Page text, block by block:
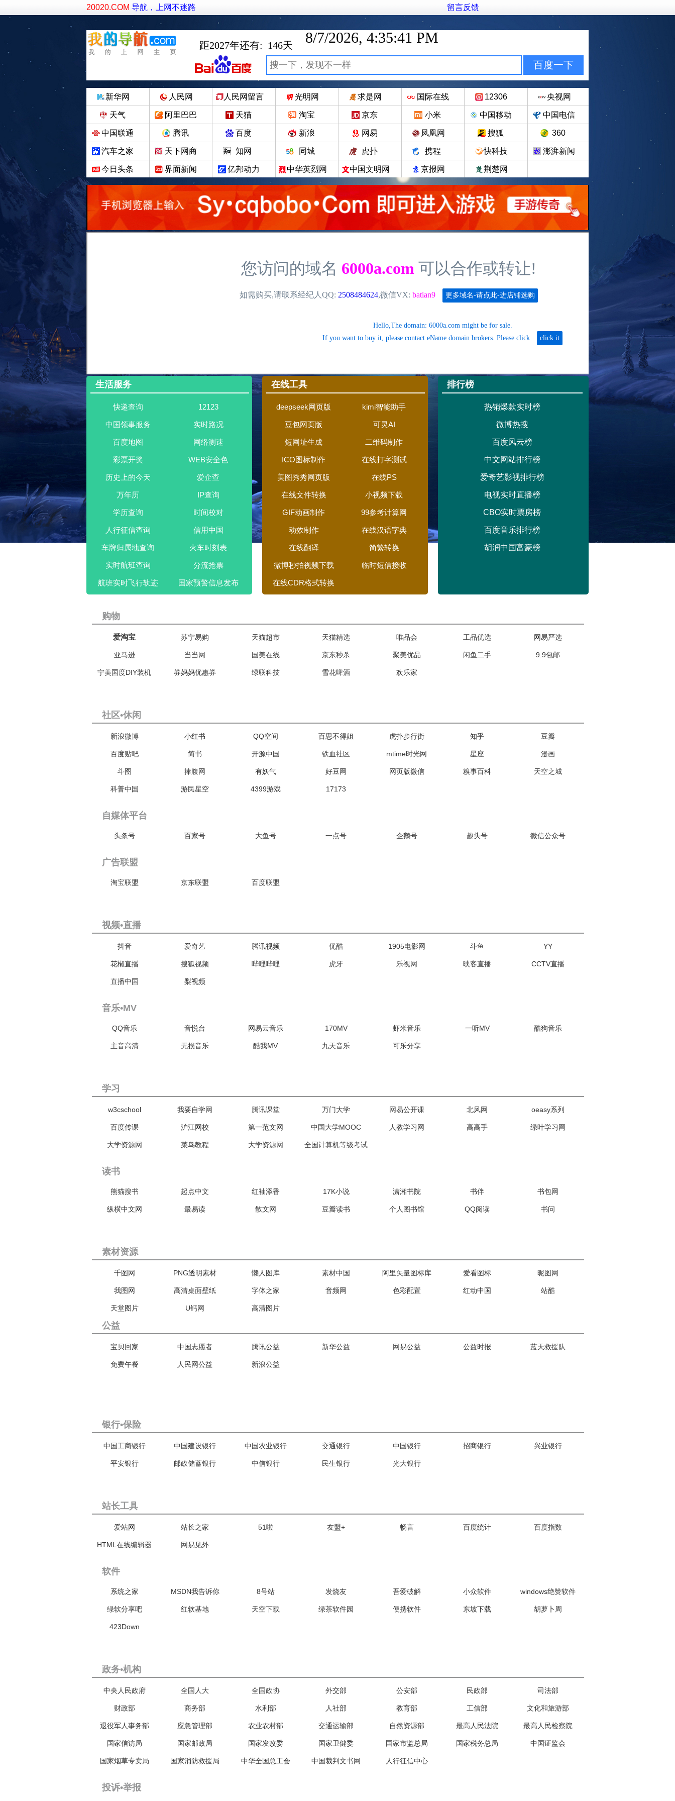
20020.COM 导航，上网不迷路 留言反馈
距2027年还有: 146天 8/7/2026, 4:35:42 PM
新华网 人民网 人民网留言 光明网 求是网 国际在线 12306 央视网
天气 阿里巴巴 天猫 淘宝 京东 小米 中国移动 中国电信
中国联通 腾讯 百度 新浪 网易 凤凰网 搜狐 360
汽车之家 天下网商 知网 同城 虎扑 携程 快科技 澎湃新闻
今日头条 界面新闻 亿邦动力 中华英烈网 中国文明网 京报网 荆楚网
生活服务
快递查询 12123
中国领事服务 实时路况
百度地图 网络测速
彩票开奖 WEB安全色
历史上的今天 爱企查
万年历 IP查询
学历查询 时间校对
人行征信查询 信用中国
车牌归属地查询 火车时刻表
实时航班查询 分流抢票
航班实时飞行轨迹 国家预警信息发布
在线工具
deepseek网页版 kimi智能助手
豆包网页版 可灵AI
短网址生成 二维码制作
ICO图标制作 在线打字测试
美图秀秀网页版 在线PS
在线文件转换 小视频下载
GIF动画制作 99参考计算网
动效制作 在线汉语字典
在线翻译 简繁转换
微博秒拍视频下载 临时短信接收
在线CDR格式转换
排行榜
热销爆款实时榜
微博热搜
百度风云榜
中文网站排行榜
爱奇艺影视排行榜
电视实时直播榜
CBO实时票房榜
百度音乐排行榜
胡润中国富豪榜
购物
爱淘宝 苏宁易购 天猫超市 天猫精选 唯品会 工品优选 网易严选
亚马逊 当当网 国美在线 京东秒杀 聚美优品 闲鱼二手 9.9包邮
宁美国度DIY装机 券妈妈优惠券 绿联科技 雪花啤酒 欢乐家
社区•休闲
新浪微博 小红书 QQ空间 百思不得姐 虎扑步行街 知乎 豆瓣
百度贴吧 简书 开源中国 铁血社区 mtime时光网 星座 漫画
斗图 捧腹网 有妖气 好豆网 网页版微信 糗事百科 天空之城
科普中国 游民星空 4399游戏 17173
自媒体平台
头条号 百家号 大鱼号 一点号 企鹅号 趣头号 微信公众号
广告联盟
淘宝联盟 京东联盟 百度联盟
视频•直播
抖音 爱奇艺 腾讯视频 优酷 1905电影网 斗鱼 YY
花椒直播 搜狐视频 哔哩哔哩 虎牙 乐视网 映客直播 CCTV直播
直播中国 梨视频
音乐•MV
QQ音乐 音悦台 网易云音乐 170MV 虾米音乐 一听MV 酷狗音乐
主音高清 无损音乐 酷我MV 九天音乐 可乐分享
学习
w3cschool 我要自学网 腾讯课堂 万门大学 网易公开课 北风网 oeasy系列
百度传课 沪江网校 第一范文网 中国大学MOOC 人教学习网 高高手 绿叶学习网
大学资源网 菜鸟教程 大学资源网 全国计算机等级考试
读书
熊猫搜书 起点中文 红袖添香 17K小说 潇湘书院 书伴 书包网
纵横中文网 最易读 散文网 豆瓣读书 个人图书馆 QQ阅读 书问
素材资源
千图网 PNG透明素材 懒人图库 素材中国 阿里矢量图标库 爱看图标 昵图网
我图网 高清桌面壁纸 字体之家 音频网 色彩配置 红动中国 站酷
天堂图片 U钙网 高清图片
公益
宝贝回家 中国志愿者 腾讯公益 新华公益 网易公益 公益时报 蓝天救援队
免费午餐 人民网公益 新浪公益
银行•保险
中国工商银行 中国建设银行 中国农业银行 交通银行 中国银行 招商银行 兴业银行
平安银行 邮政储蓄银行 中信银行 民生银行 光大银行
站长工具
爱站网 站长之家 51啦 友盟+ 畅言 百度统计 百度指数
HTML在线编辑器 网易见外
软件
系统之家 MSDN我告诉你 8号站 发烧友 吾爱破解 小众软件 windows绝赞软件
绿软分享吧 红软基地 天空下载 绿茶软件园 便携软件 东坡下载 胡萝卜周
423Down
政务•机构
中央人民政府 全国人大 全国政协 外交部 公安部 民政部 司法部
财政部 商务部 水利部 人社部 教育部 工信部 文化和旅游部
退役军人事务部 应急管理部 农业农村部 交通运输部 自然资源部 最高人民法院 最高人民检察院
国家信访局 国家邮政局 国家发改委 国家卫健委 国家市监总局 国家税务总局 中国证监会
国家烟草专卖局 国家消防救援局 中华全国总工会 中国裁判文书网 人行征信中心
投诉•举报